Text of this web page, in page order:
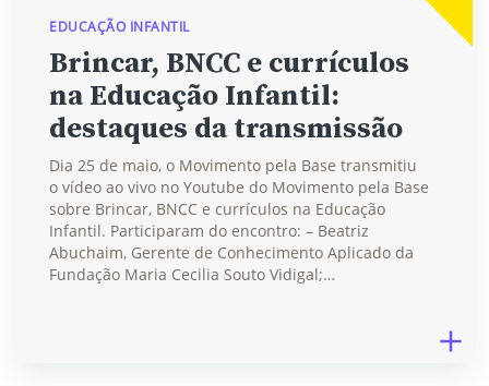
EDUCAÇÃO INFANTIL
Brincar, BNCC e currículos
na Educação Infantil:
destaques da transmissão
Dia 25 de maio, o Movimento pela Base transmitiu
o vídeo ao vivo no Youtube do Movimento pela Base
sobre Brincar, BNCC e currículos na Educação
Infantil. Participaram do encontro: – Beatriz
Abuchaim, Gerente de Conhecimento Aplicado da
Fundação Maria Cecilia Souto Vidigal;…